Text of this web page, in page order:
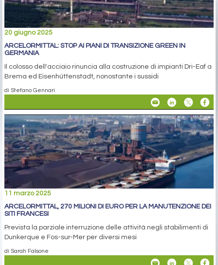
20 giugno 2025
ARCELORMITTAL: STOP AI PIANI DI TRANSIZIONE GREEN IN
GERMANIA
Il colosso dell'acciaio rinuncia alla costruzione di impianti Dri-Eaf a
Brema ed Eisenhüttenstadt, nonostante i sussidi
di Stefano Gennari
11 marzo 2025
ARCELORMITTAL, 270 MILIONI DI EURO PER LA MANUTENZIONE DEI
SITI FRANCESI
Prevista la parziale interruzione delle attività negli stabilimenti di
Dunkerque e Fos-sur-Mer per diversi mesi
di Sarah Falsone